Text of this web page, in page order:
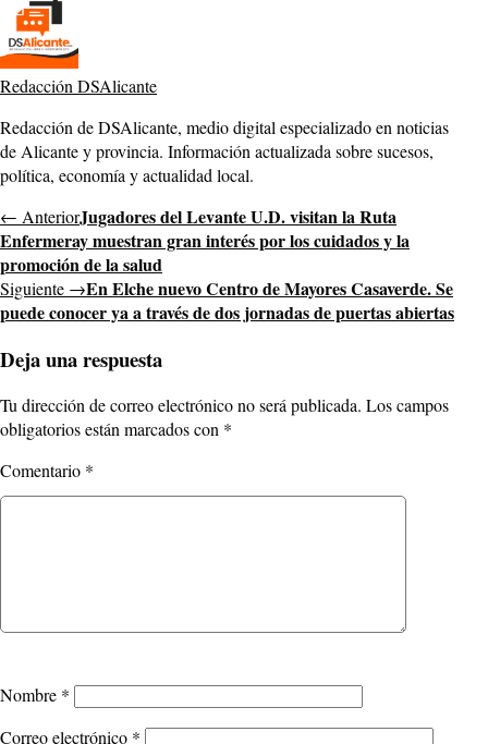
Redacción DSAlicante
Redacción de DSAlicante, medio digital especializado en noticias
de Alicante y provincia. Información actualizada sobre sucesos,
política, economía y actualidad local.
← AnteriorJugadores del Levante U.D. visitan la Ruta
Enfermeray muestran gran interés por los cuidados y la
promoción de la salud
Siguiente →En Elche nuevo Centro de Mayores Casaverde. Se
puede conocer ya a través de dos jornadas de puertas abiertas
Deja una respuesta
Tu dirección de correo electrónico no será publicada. Los campos
obligatorios están marcados con *
Comentario *
Nombre *
Correo electrónico *